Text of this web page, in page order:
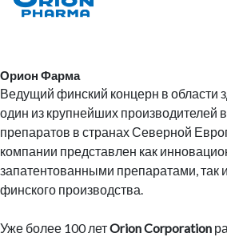
Орион Фарма
Ведущий финский концерн в области
один из крупнейших производителей
препаратов в странах Северной
компании представлен как
запатентованными препаратами, так
финского производства.
Уже более 100 летOrion Corporation